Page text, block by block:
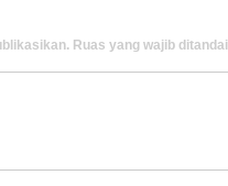
Ruas yang wajib ditandai